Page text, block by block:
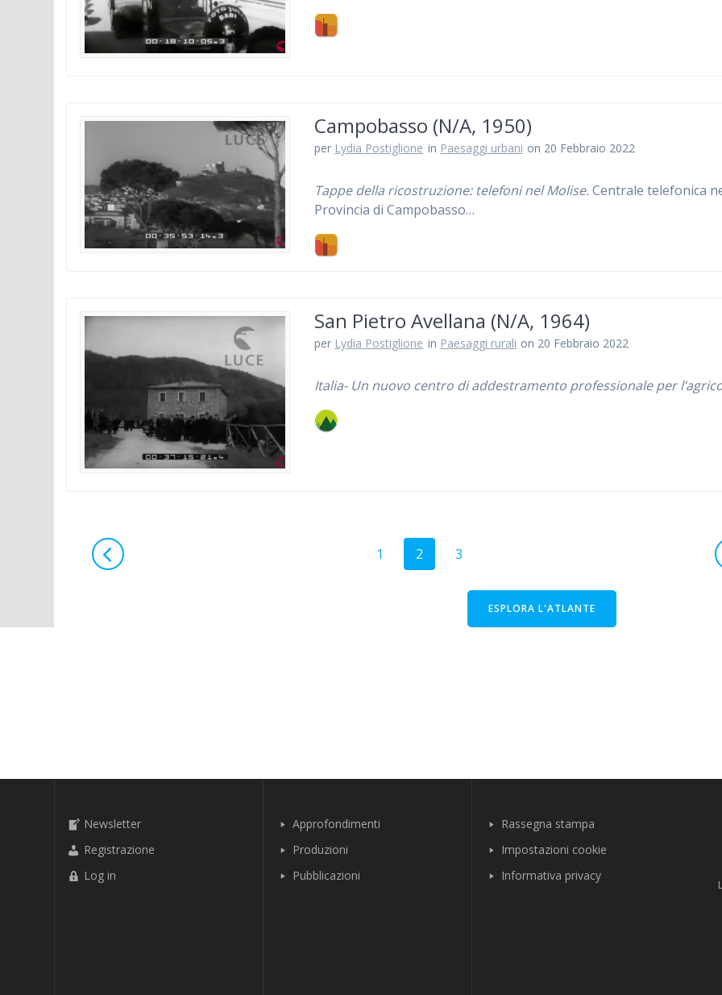
Campobasso (N/A, 1950)
per Lydia Postiglione in Paesaggi urbani on 20 Febbraio 2022
Tappe della ricostruzione: telefoni nel Molise. Centrale telefonica
Provincia di Campobasso…
San Pietro Avellana (N/A, 1964)
per Lydia Postiglione in Paesaggi rurali on 20 Febbraio 2022
Italia- Un nuovo centro di addestramento professionale per
Navigazione
articoli
Pagina
1 Pagina
2 Pagina
3
ESPLORA L'ATLANTE
Newsletter
Registrazione
Log in
Approfondimenti
Produzioni
Pubblicazioni
Rassegna stampa
Impostazioni cookie
Informativa privacy